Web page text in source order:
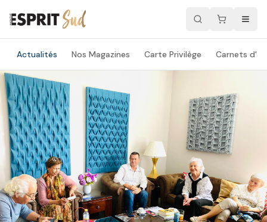
Actualités Nos Magazines Carte Privilège Carnets